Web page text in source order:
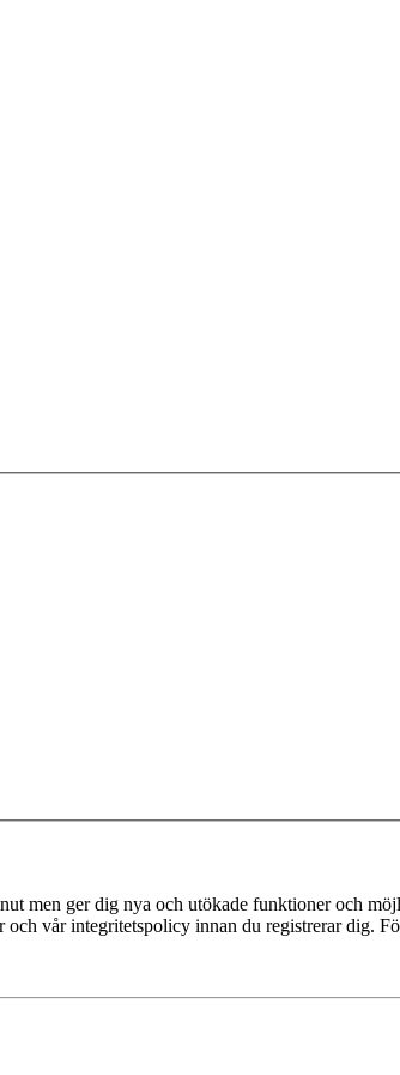
men ger dig nya och utökade funktioner och
vår integritetspolicy innan du registrerar dig.